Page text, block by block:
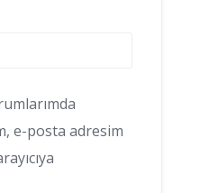
e-posta adresim